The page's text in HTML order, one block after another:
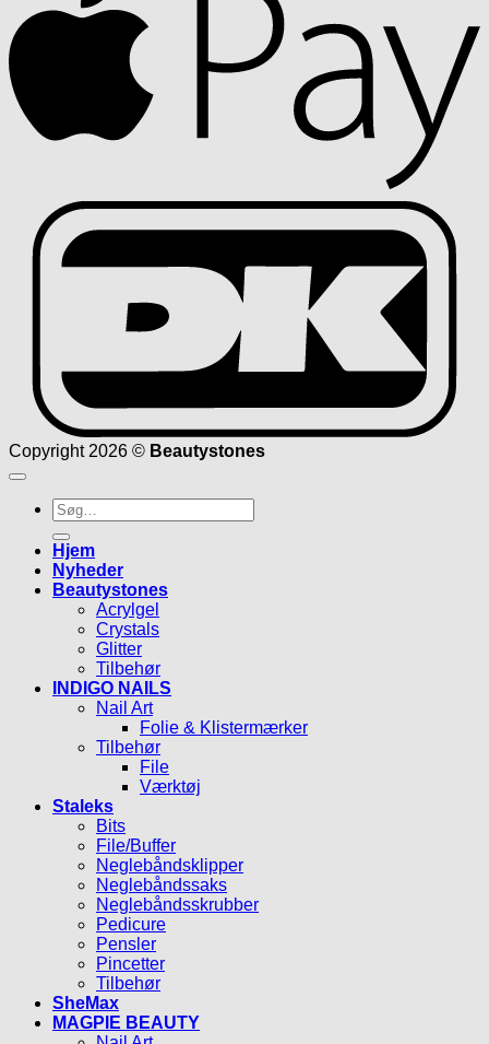
Copyright 2026 © Beautystones
Søg
efter:
Hjem
Nyheder
Beautystones
Acrylgel
Crystals
Glitter
Tilbehør
INDIGO NAILS
Nail Art
Folie & Klistermærker
Tilbehør
File
Værktøj
Staleks
Bits
File/Buffer
Neglebåndsklipper
Neglebåndssaks
Neglebåndsskrubber
Pedicure
Pensler
Pincetter
Tilbehør
SheMax
MAGPIE BEAUTY